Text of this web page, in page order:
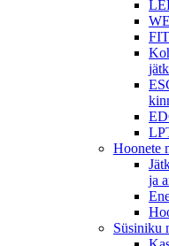
Hoonete
ja
Süsiniku